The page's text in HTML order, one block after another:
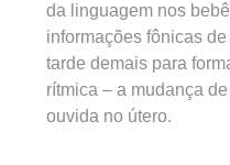
da linguagem nos
informações fônicas
tarde demais para
rítmica – a mudança
ouvida no útero.